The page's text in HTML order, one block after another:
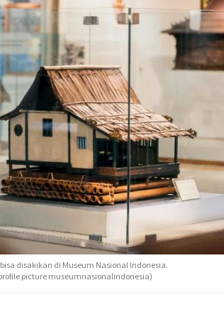
disakikan di Museum Nasional Indonesia.
picture museumnasionalindonesia)